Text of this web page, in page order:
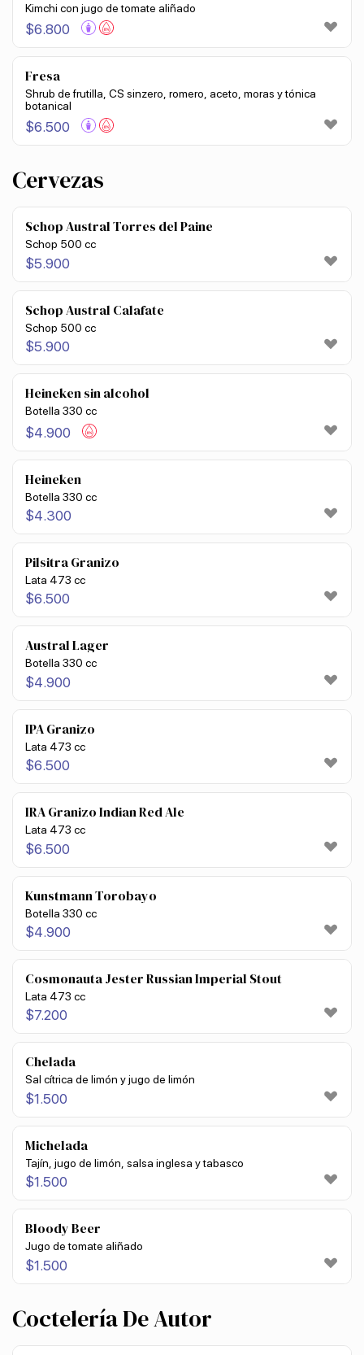
Kimchi con jugo de tomate aliñado
$6.800
Fresa
Shrub de frutilla, CS sinzero, romero, aceto, moras y tónica
botanical
$6.500
Cervezas
Schop Austral Torres del Paine
Schop 500 cc
$5.900
Schop Austral Calafate
Schop 500 cc
$5.900
Heineken sin alcohol
Botella 330 cc
$4.900
Heineken
Botella 330 cc
$4.300
Pilsitra Granizo
Lata 473 cc
$6.500
Austral Lager
Botella 330 cc
$4.900
IPA Granizo
Lata 473 cc
$6.500
IRA Granizo Indian Red Ale
Lata 473 cc
$6.500
Kunstmann Torobayo
Botella 330 cc
$4.900
Cosmonauta Jester Russian Imperial Stout
Lata 473 cc
$7.200
Chelada
Sal cítrica de limón y jugo de limón
$1.500
Michelada
Tajín, jugo de limón, salsa inglesa y tabasco
$1.500
Bloody Beer
Jugo de tomate aliñado
$1.500
Coctelería De Autor